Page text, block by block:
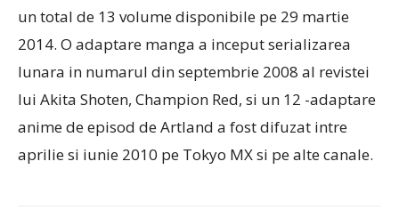
un total de 13 volume disponibile pe 29 martie
2014. O adaptare manga a inceput serializarea
lunara in numarul din septembrie 2008 al revistei
lui Akita Shoten, Champion Red, si un 12 -adaptare
anime de episod de Artland a fost difuzat intre
aprilie si iunie 2010 pe Tokyo MX si pe alte canale.